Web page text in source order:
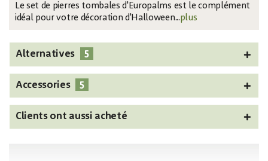
Le set de pierres tombales d'Europalms est le complément
idéal pour votre décoration d'Halloween...plus
Alternatives 5
Accessories 5
Clients ont aussi acheté